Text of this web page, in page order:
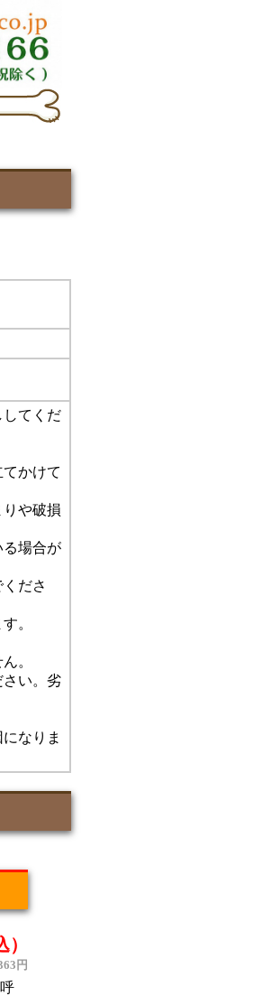
てくだ
かけて
や破損
場合が
ださ
。
。
い。劣
なりま
円